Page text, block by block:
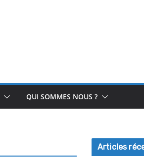
QUI SOMMES NOUS ?
Articles